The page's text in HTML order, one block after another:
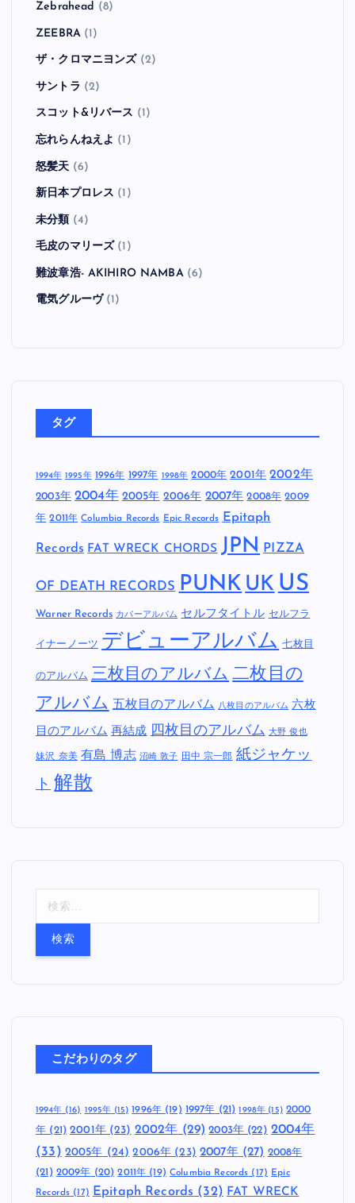
Zebrahead (8)
ZEEBRA(1)
ザ・クロマニヨンズ (2)
サントラ (2)
スコット&リバース (1)
忘れらんねえよ (1)
怒髪天 (6)
新日本プロレス (1)
未分類 (4)
毛皮のマリーズ (1)
難波章浩- AKIHIRO NAMBA(6)
電気グルーヴ(1)
タグ
1994年 1995年 1996年 1997年 1998年 2000年 2001年 2002年
2003年 2004年 2005年 2006年 2007年 2008年 2009
年 2011年 Columbia Records Epic Records Epitaph
Records FAT WRECK CHORDS JPN PIZZA
OF DEATH RECORDS PUNK UK US
Warner Records カバーアルバム セルフタイトル セルフラ
イナーノーツ デビューアルバム 七枚目
のアルバム 三枚目のアルバム 二枚目の
アルバム 五枚目のアルバム 八枚目のアルバム 六枚
目のアルバム 再結成 四枚目のアルバム 大野 俊也
妹沢 奈美 有島 博志 沼崎 敦子 田中 宗一郎 紙ジャケッ
ト 解散
こだわりのタグ
1994年(16) 1995年 (15) 1996年(19) 1997年 (21) 1998年 (15) 2000
年 (21) 2001年(23) 2002年 (29) 2003年 (22) 2004年
(33) 2005年 (24) 2006年 (23) 2007年(27) 2008年
(21) 2009年 (20) 2011年 (19) Columbia Records (17) Epic
Records (17) Epitaph Records (32) FAT WRECK